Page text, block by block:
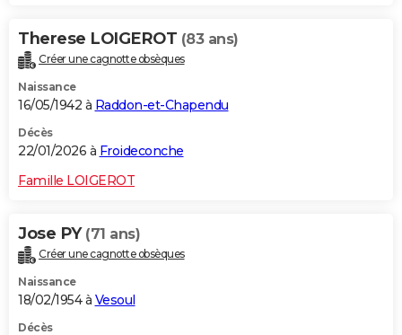
Therese LOIGEROT (83 ans)
Créer une cagnotte obsèques
Naissance
16/05/1942 à Raddon-et-Chapendu
Décès
22/01/2026 à Froideconche
Famille LOIGEROT
Jose PY (71 ans)
Créer une cagnotte obsèques
Naissance
18/02/1954 à Vesoul
Décès